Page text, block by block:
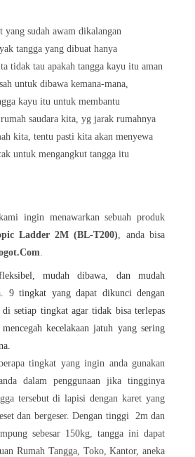
yang sudah awam dikalangan
tangga yang dibuat hanya
tidak tau apakah tangga kayu itu aman
untuk dibawa kemana-mana,
kayu itu untuk membantu
saudara kita, yg jarak rumahnya
kita, tentu pasti kita akan menyewa
untuk mengangkut tangga itu
ingin menawarkan sebuah produk
Ladder 2M (BL-T200) , anda bisa
mudah dibawa, dan mudah
9 tingkat yang dapat dikunci dengan
di setiap tingkat agar tidak bisa terlepas
kecelakaan jatuh yang sering
tingkat yang ingin anda gunakan
dalam penggunaan jika tingginya
tersebut di lapisi dengan karet yang
dan bergeser. Dengan tinggi 2m dan
sebesar 150kg, tangga ini dapat
Rumah Tangga, Toko, Kantor, aneka